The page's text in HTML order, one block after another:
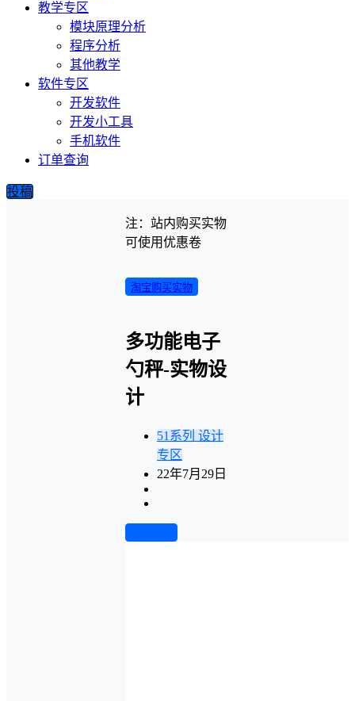
教学专区
模块原理分析
程序分析
其他教学
软件专区
开发软件
开发小工具
手机软件
订单查询
投稿
注：站内购买实物
可使用优惠卷
淘宝购买实物
多功能电子
勺秤-实物设
计
51系列 设计
专区
22年7月29日